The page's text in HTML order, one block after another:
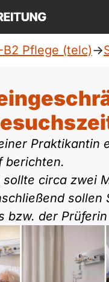
Einloggen ist
B2 Pflege (telc)->
Praktikantin
berichten.
sollte circa zwei
sollen
bzw. der